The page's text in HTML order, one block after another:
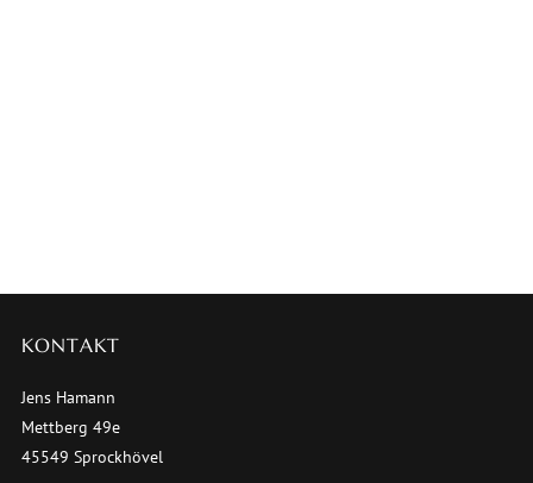
KONTAKT
Jens Hamann
Mettberg 49e
45549 Sprockhövel